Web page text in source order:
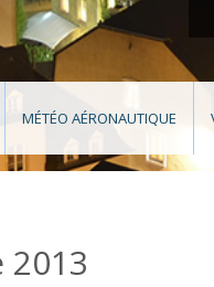
MÉTÉO AÉRONAUTIQUE